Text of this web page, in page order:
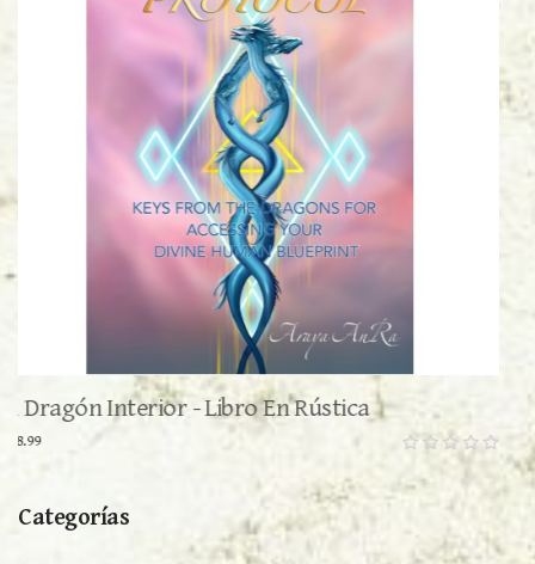
Wyvern - Mediano
$11.00
Categorías